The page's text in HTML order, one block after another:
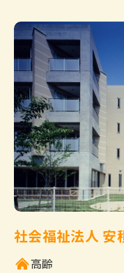
社会福祉法人 安
高齢